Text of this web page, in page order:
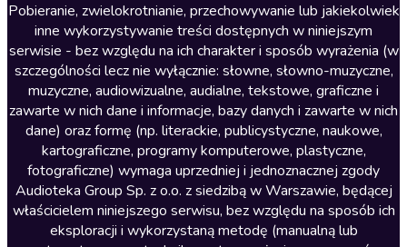
Literatura anglojęzyczna
Literatura faktu
Literatura obyczajowa
Literatura piękna obca
Literatura piękna polska
Nagrania relaksacyjne
Nauka języków
Nauki humanistyczne
Pobieranie, zwielokrotnianie, przechowywanie lub jakiekolwiek
inne wykorzystywanie treści dostępnych w niniejszym
serwisie - bez względu na ich charakter i sposób wyrażenia (w
szczególności lecz nie wyłącznie: słowne, słowno-muzyczne,
muzyczne, audiowizualne, audialne, tekstowe, graficzne i
zawarte w nich dane i informacje, bazy danych i zawarte w nich
dane) oraz formę (np. literackie, publicystyczne, naukowe,
kartograficzne, programy komputerowe, plastyczne,
fotograficzne) wymaga uprzedniej i jednoznacznej zgody
Audioteka Group Sp. z o.o. z siedzibą w Warszawie, będącej
właścicielem niniejszego serwisu, bez względu na sposób ich
eksploracji i wykorzystaną metodę (manualną lub